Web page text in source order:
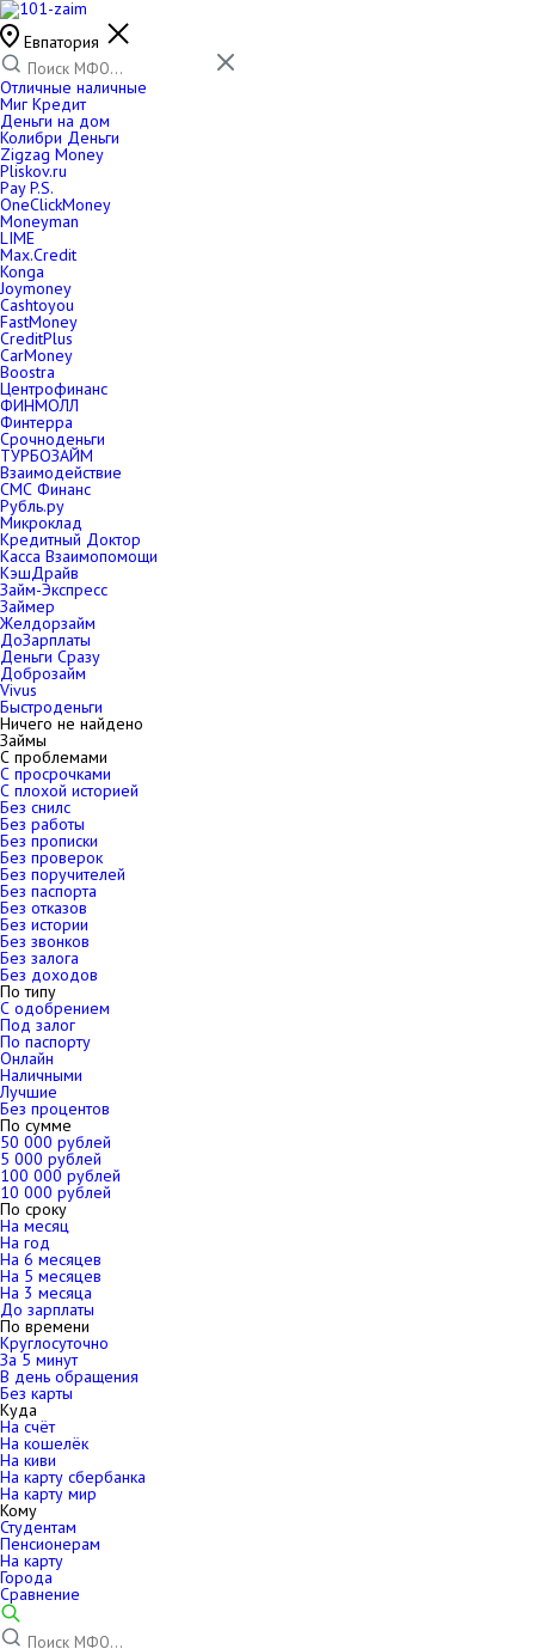
Евпатория
Отличные наличные
Миг Кредит
Деньги на дом
Колибри Деньги
Zigzag Money
Pliskov.ru
Pay P.S.
OneClickMoney
Moneyman
LIME
Max.Credit
Konga
Joymoney
Cashtoyou
FastMoney
CreditPlus
CarMoney
Boostra
Центрофинанс
ФИНМОЛЛ
Финтерра
Срочноденьги
ТУРБОЗАЙМ
Взаимодействие
СМС Финанс
Рубль.ру
Микроклад
Кредитный Доктор
Касса Взаимопомощи
КэшДрайв
Займ-Экспресс
Займер
Желдорзайм
ДоЗарплаты
Деньги Сразу
Доброзайм
Vivus
Быстроденьги
Ничего не найдено
Займы
С проблемами
С просрочками
С плохой историей
Без снилс
Без работы
Без прописки
Без проверок
Без поручителей
Без паспорта
Без отказов
Без истории
Без звонков
Без залога
Без доходов
По типу
С одобрением
Под залог
По паспорту
Онлайн
Наличными
Лучшие
Без процентов
По сумме
50 000 рублей
5 000 рублей
100 000 рублей
10 000 рублей
По сроку
На месяц
На год
На 6 месяцев
На 5 месяцев
На 3 месяца
До зарплаты
По времени
Круглосуточно
За 5 минут
В день обращения
Без карты
Куда
На счёт
На кошелёк
На киви
На карту сбербанка
На карту мир
Кому
Студентам
Пенсионерам
На карту
Города
Сравнение